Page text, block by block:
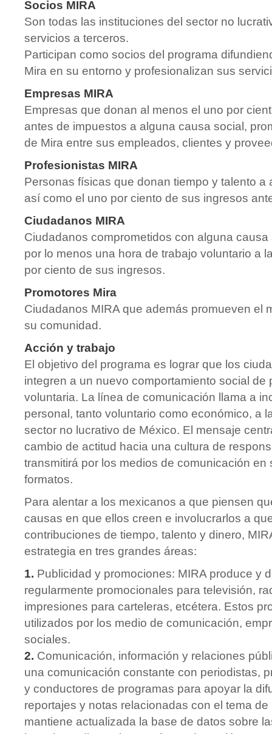
Socios MIRA
Son todas las instituciones del sector no
servicios a terceros.
Participan como socios del programa
Mira en su entorno y profesionalizan sus
Empresas MIRA
Empresas que donan al menos el uno por
antes de impuestos a alguna causa social,
de Mira entre sus empleados, clientes y
Profesionistas MIRA
Personas físicas que donan tiempo y talento a
así como el uno por ciento de sus ingresos
Ciudadanos MIRA
Ciudadanos comprometidos con alguna
por lo menos una hora de trabajo voluntario a
por ciento de sus ingresos.
Promotores Mira
Ciudadanos MIRA que además promueven el
su comunidad.
Acción y trabajo
El objetivo del programa es lograr que los
integren a un nuevo comportamiento social de
voluntaria. La línea de comunicación llama a
personal, tanto voluntario como económico, a
sector no lucrativo de México. El mensaje
cambio de actitud hacia una cultura de
transmitirá por los medios de comunicación en
formatos.
Para alentar a los mexicanos a que piensen
causas en que ellos creen e involucrarlos a
contribuciones de tiempo, talento y dinero,
estrategia en tres grandes áreas:
1. Publicidad y promociones: MIRA produce y
regularmente promocionales para televisión,
impresiones para carteleras, etcétera. Estos
utilizados por los medio de comunicación,
sociales.
2. Comunicación, información y relaciones
una comunicación constante con periodistas,
y conductores de programas para apoyar la
reportajes y notas relacionadas con el tema
mantiene actualizada la base de datos sobre